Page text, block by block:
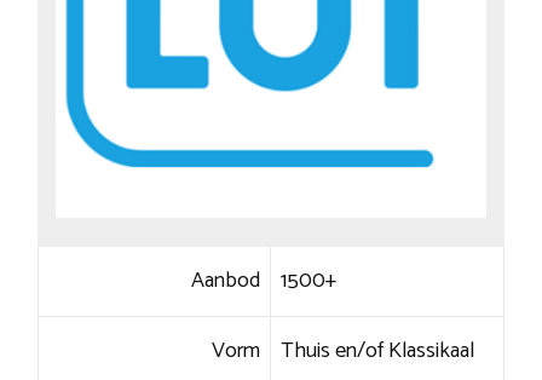
Aanbod 1500+
Vorm Thuis en/of Klassikaal